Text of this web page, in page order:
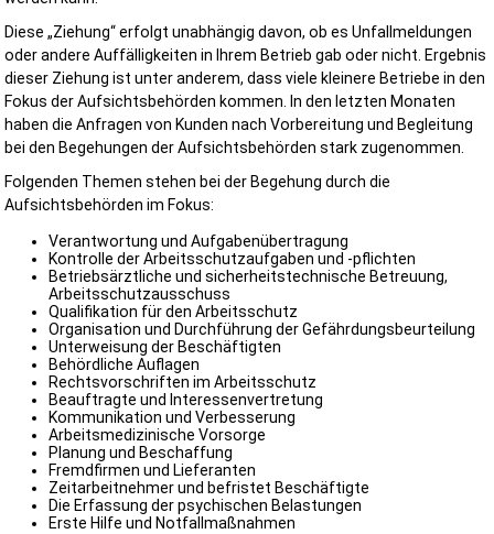
Diese „Ziehung“ erfolgt unabhängig davon, ob es Unfallmeldungen
oder andere Auffälligkeiten in Ihrem Betrieb gab oder nicht. Ergebnis
dieser Ziehung ist unter anderem, dass viele kleinere Betriebe in den
Fokus der Aufsichtsbehörden kommen. In den letzten Monaten
haben die Anfragen von Kunden nach Vorbereitung und Begleitung
bei den Begehungen der Aufsichtsbehörden stark zugenommen.
Folgenden Themen stehen bei der Begehung durch die
Aufsichtsbehörden im Fokus:
Verantwortung und Aufgabenübertragung
Kontrolle der Arbeitsschutzaufgaben und -pflichten
Betriebsärztliche und sicherheitstechnische Betreuung,
Arbeitsschutzausschuss
Qualifikation für den Arbeitsschutz
Organisation und Durchführung der Gefährdungsbeurteilung
Unterweisung der Beschäftigten
Behördliche Auflagen
Rechtsvorschriften im Arbeitsschutz
Beauftragte und Interessenvertretung
Kommunikation und Verbesserung
Arbeitsmedizinische Vorsorge
Planung und Beschaffung
Fremdfirmen und Lieferanten
Zeitarbeitnehmer und befristet Beschäftigte
Die Erfassung der psychischen Belastungen
Erste Hilfe und Notfallmaßnahmen